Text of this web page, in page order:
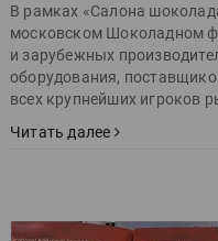
В рамках «Салона
московском Шоколадном
и зарубежных
оборудования,
всех крупнейших игроков
Читать далее